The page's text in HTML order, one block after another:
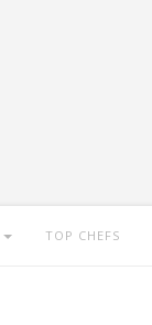
TOP CHEFS